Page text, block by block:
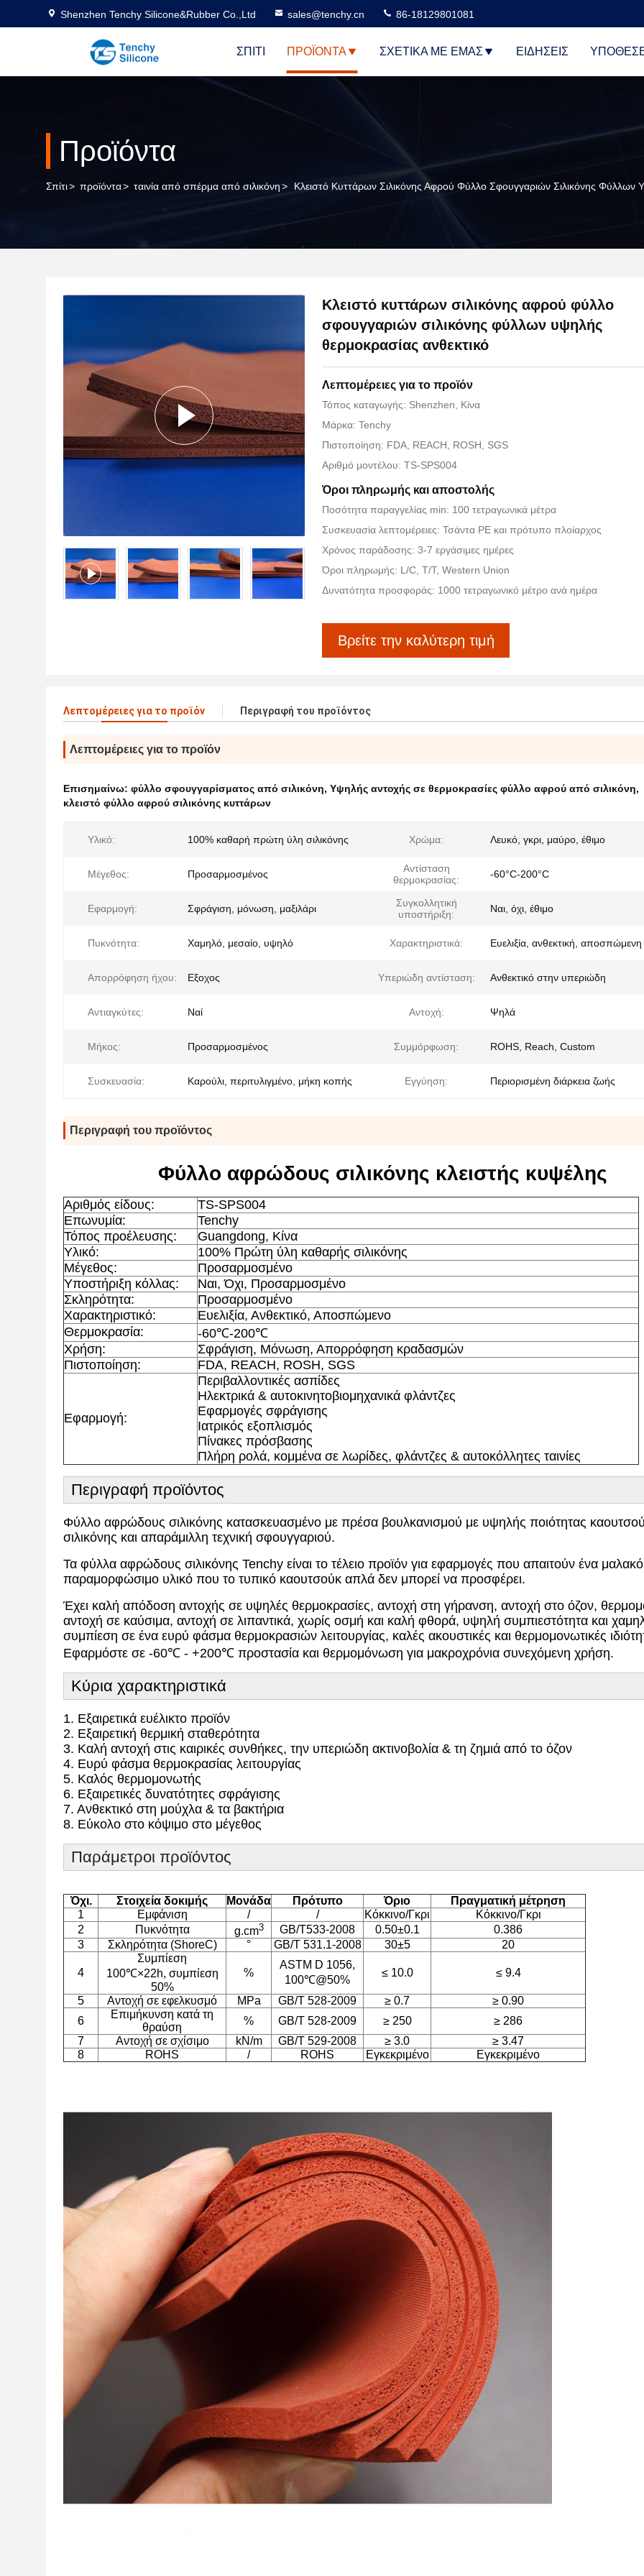
Shenzhen Tenchy Silicone&Rubber Co.,Ltd sales@tenchy.cn 86-18129801081
ΣΠΊΤΙ ΠΡΟΪΌΝΤΑ ΣΧΕΤΙΚΆ ΜΕ ΕΜΆΣ ΕΙΔΉΣΕΙΣ
Προϊόντα
Σπίτι> προϊόντα> ταινία από σπέρμα από σιλικόνη> Κλειστό Κυττάρων Σιλικόνης Αφρού Φύλλο Σφουγγαριών Σιλικόνης Φύλλων
Κλειστό κυττάρων σιλικόνης αφρού φύλλο
σφουγγαριών σιλικόνης φύλλων υψηλής
θερμοκρασίας ανθεκτικό
Λεπτομέρειες για το προϊόν
Τόπος καταγωγής: Shenzhen, Κίνα
Μάρκα: Tenchy
Πιστοποίηση: FDA, REACH, ROSH, SGS
Αριθμό μοντέλου: TS-SPS004
Όροι πληρωμής και αποστολής
Ποσότητα παραγγελίας min: 100 τετραγωνικά μέτρα
Συσκευασία λεπτομέρειες: Τσάντα PE και πρότυπο πλοίαρχος
Χρόνος παράδοσης: 3-7 εργάσιμες ημέρες
Όροι πληρωμής: L/C, T/T, Western Union
Δυνατότητα προσφοράς: 1000 τετραγωνικό μέτρο ανά ημέρα
Βρείτε την καλύτερη τιμή
Λεπτομέρειες για το προϊόν Περιγραφή του προϊόντος
Λεπτομέρειες για το προϊόν
Επισημαίνω: φύλλο σφουγγαρίσματος από σιλικόνη, Υψηλής αντοχής σε θερμοκρασίες φύλλο αφρού από σιλικόνη,
κλειστό φύλλο αφρού σιλικόνης κυττάρων
Υλικό: 100% καθαρή πρώτη ύλη σιλικόνης Χρώμα: Λευκό, γκρι, μαύρο, έθιμο
Μέγεθος: Προσαρμοσμένος
Αντίσταση
θερμοκρασίας:
-60°C-200°C
Εφαρμογή: Σφράγιση, μόνωση, μαξιλάρι
Συγκολλητική
υποστήριξη:
Ναι, όχι, έθιμο
Πυκνότητα: Χαμηλό, μεσαίο, υψηλό Χαρακτηριστικά: Ευελιξία, ανθεκτική, αποσπώμενη
Απορρόφηση ήχου: Εξοχος Υπεριώδη αντίσταση: Ανθεκτικό στην υπεριώδη
Αντιαγκύτες: Ναί Αντοχή: Ψηλά
Μήκος: Προσαρμοσμένος Συμμόρφωση: ROHS, Reach, Custom
Συσκευασία: Καρούλι, περιτυλιγμένο, μήκη κοπής Εγγύηση: Περιορισμένη διάρκεια ζωής
Περιγραφή του προϊόντος
Φύλλο αφρώδους σιλικόνης κλειστής κυψέλης
Αριθμός είδους:
TS-SPS004
Επωνυμία:
Tenchy
Τόπος προέλευσης:
Guangdong, Κίνα
Υλικό:
100% Πρώτη ύλη καθαρής σιλικόνης
Μέγεθος:
Προσαρμοσμένο
Υποστήριξη κόλλας:
Ναι, Όχι, Προσαρμοσμένο
Σκληρότητα:
Προσαρμοσμένο
Χαρακτηριστικό:
Ευελιξία, Ανθεκτικό, Αποσπώμενο
Θερμοκρασία:
-60℃-200℃
Χρήση:
Σφράγιση, Μόνωση, Απορρόφηση κραδασμών
Πιστοποίηση:
FDA, REACH, ROSH, SGS
Εφαρμογή:
Περιβαλλοντικές ασπίδες
Ηλεκτρικά & αυτοκινητοβιομηχανικά φλάντζες
Εφαρμογές σφράγισης
Ιατρικός εξοπλισμός
Πίνακες πρόσβασης
Πλήρη ρολά, κομμένα σε λωρίδες, φλάντζες & αυτοκόλλητες ταινίες
Περιγραφή προϊόντος
Φύλλο αφρώδους σιλικόνης κατασκευασμένο με πρέσα βουλκανισμού με υψηλής ποιότητας
σιλικόνης και απαράμιλλη τεχνική σφουγγαριού.
Τα φύλλα αφρώδους σιλικόνης Tenchy είναι το τέλειο προϊόν για εφαρμογές που απαιτούν ένα
παραμορφώσιμο υλικό που το τυπικό καουτσούκ απλά δεν μπορεί να προσφέρει.
Έχει καλή απόδοση αντοχής σε υψηλές θερμοκρασίες, αντοχή στη γήρανση, αντοχή στο όζον,
αντοχή σε καύσιμα, αντοχή σε λιπαντικά, χωρίς οσμή και καλή φθορά, υψηλή συμπιεστότητα και
συμπίεση σε ένα ευρύ φάσμα θερμοκρασιών λειτουργίας, καλές ακουστικές και θερμομονωτικές
Εφαρμόστε σε -60℃ - +200℃ προστασία και θερμομόνωση για μακροχρόνια συνεχόμενη χρήση.
Κύρια χαρακτηριστικά
1. Εξαιρετικά ευέλικτο προϊόν
2. Εξαιρετική θερμική σταθερότητα
3. Καλή αντοχή στις καιρικές συνθήκες, την υπεριώδη ακτινοβολία & τη ζημιά από το όζον
4. Ευρύ φάσμα θερμοκρασίας λειτουργίας
5. Καλός θερμομονωτής
6. Εξαιρετικές δυνατότητες σφράγισης
7. Ανθεκτικό στη μούχλα & τα βακτήρια
8. Εύκολο στο κόψιμο στο μέγεθος
Παράμετροι προϊόντος
Όχι. Στοιχεία δοκιμής Μονάδα Πρότυπο Όριο
Πραγματική μέτρηση
1
Εμφάνιση / / Κόκκινο/Γκρι
Κόκκινο/Γκρι
2
Πυκνότητα g.cm3 GB/T533-2008 0.50±0.1
0.386
3
Σκληρότητα (ShoreC) ° GB/T 531.1-2008 30±5 20
4
Συμπίεση
100℃×22h, συμπίεση
50%
%
ASTM D 1056,
100℃@50%
≤ 10.0 ≤ 9.4
5 Αντοχή σε εφελκυσμό MPa GB/T 528-2009 ≥ 0.7
≥ 0.90
6
Επιμήκυνση κατά τη
θραύση
% GB/T 528-2009 ≥ 250
≥ 286
7
Αντοχή σε σχίσιμο kN/m GB/T 529-2008 ≥ 3.0
≥ 3.47
8
ROHS / ROHS Εγκεκριμένο Εγκεκριμένο